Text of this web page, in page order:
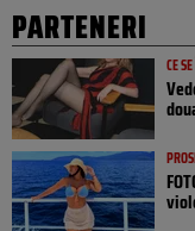
PARTENERI
CE